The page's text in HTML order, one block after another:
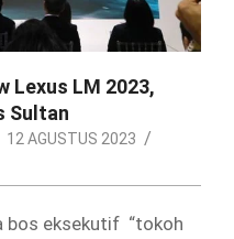
Lexus LM 2023,
Sultan
12 AGUSTUS 2023
bos eksekutif “tokoh